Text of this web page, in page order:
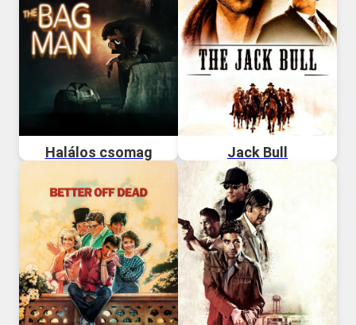
Halálos csomag Jack Bull